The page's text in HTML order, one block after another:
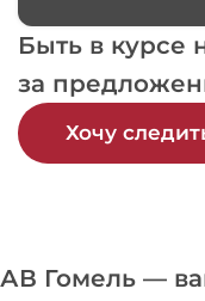
Быть в курсе
за
Хочу
АВ Гомель —